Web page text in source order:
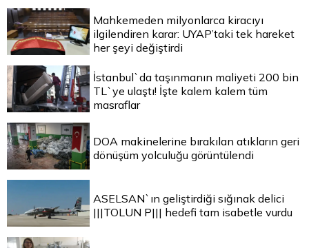
Mahkemeden milyonlarca kiracıyı
ilgilendiren karar: UYAP’taki tek hareket
her şeyi değiştirdi
İstanbul`da taşınmanın maliyeti 200 bin
TL`ye ulaştı! İşte kalem kalem tüm
masraflar
DOA makinelerine bırakılan atıkların geri
dönüşüm yolculuğu görüntülendi
ASELSAN`ın geliştirdiği sığınak delici
|||TOLUN P||| hedefi tam isabetle vurdu